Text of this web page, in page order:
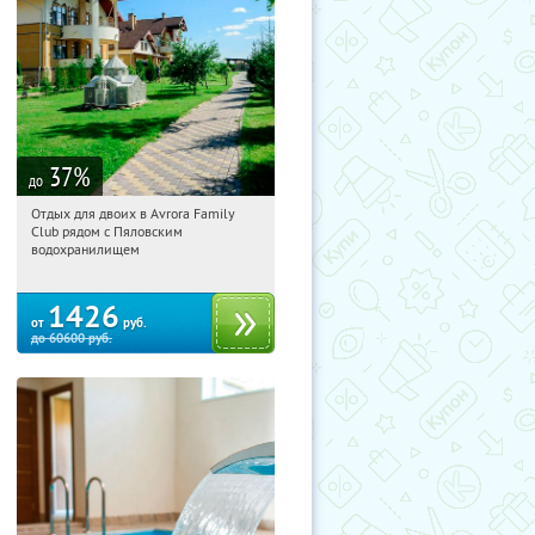
до 37%
15:21:03 Купили:
Московская обл., Мытищинский р-н,
Отдых для двоих в Avrora Family
Club рядом с Пяловским
водохранилищем
от 1426 руб.
до60600руб.